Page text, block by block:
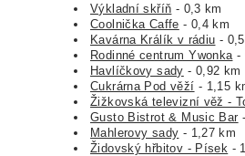
Výkladní skříň - 0,3 km
Coolnička Caffe - 0,4 km
Kavárna Králík v rádiu -
Rodinné centrum Ywonka -
Havlíčkovy sady - 0,92 km
Cukrárna Pod věží - 1,15
Žižkovská televizní věž -
Gusto Bistrot & Music Bar
Mahlerovy sady - 1,27 km
Židovský hřbitov - Písek -